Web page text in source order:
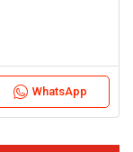
WhatsApp